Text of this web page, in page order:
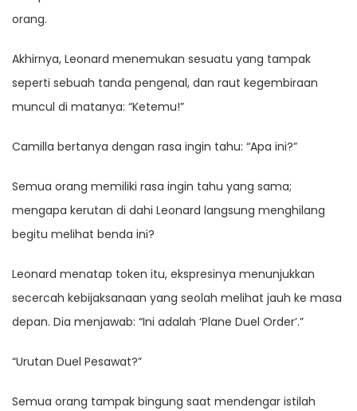
orang.
Akhirnya, Leonard menemukan sesuatu yang tampak
seperti sebuah tanda pengenal, dan raut kegembiraan
muncul di matanya: “Ketemu!”
Camilla bertanya dengan rasa ingin tahu: “Apa ini?”
Semua orang memiliki rasa ingin tahu yang sama;
mengapa kerutan di dahi Leonard langsung menghilang
begitu melihat benda ini?
Leonard menatap token itu, ekspresinya menunjukkan
secercah kebijaksanaan yang seolah melihat jauh ke masa
depan. Dia menjawab: “Ini adalah ‘Plane Duel Order’.”
“Urutan Duel Pesawat?”
Semua orang tampak bingung saat mendengar istilah